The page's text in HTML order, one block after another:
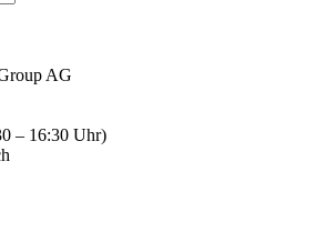
AG
– 16:30 Uhr)